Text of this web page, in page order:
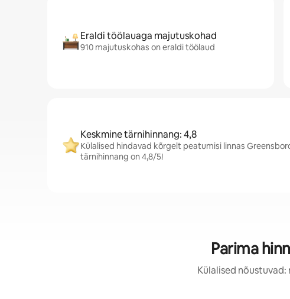
Eraldi töölauaga majutuskohad
910 majutuskohas on eraldi töölaud
Keskmine tärnihinnang: 4,8
Külalised hindavad kõrgelt peatumisi linnas
tärnihinnang on 4,8/5!
Parima
Külalised